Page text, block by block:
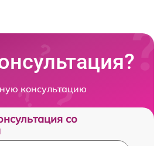
консультацию
со